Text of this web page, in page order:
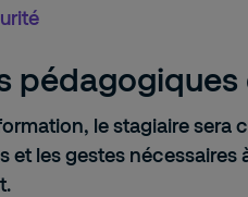
pédagogiques
le stagiaire sera
et les gestes nécessaires